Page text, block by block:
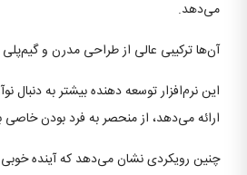
می‌دهد.
آن‌ها ترکیبی عالی از طراحی مدرن و گیم‌پلی
این نرم‌افزار توسعه دهنده بیشتر به دنبال
ارائه می‌دهد، از منحصر به فرد بودن خاصی
چنین رویکردی نشان می‌دهد که آینده خوبی